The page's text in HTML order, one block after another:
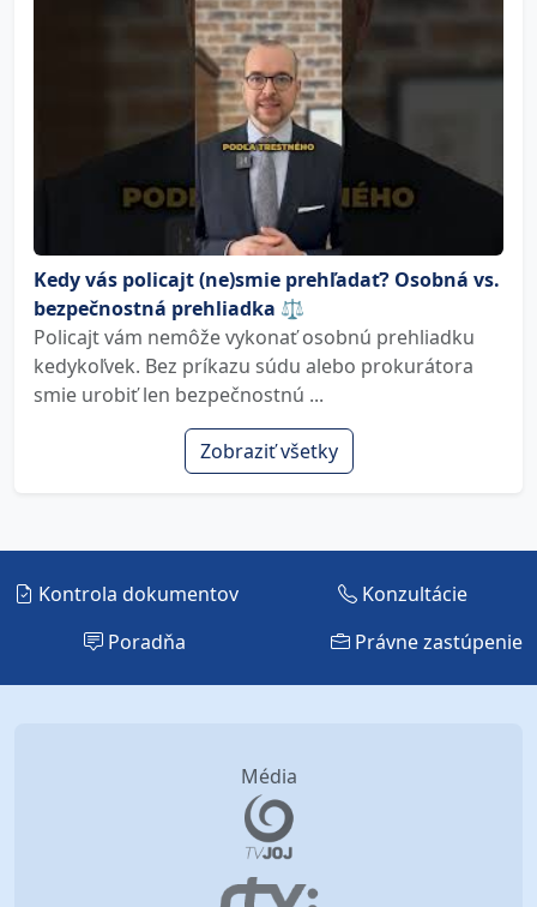
Kedy vás policajt (ne)smie prehľadať? Osobná vs.
bezpečnostná prehliadka ⚖️
Policajt vám nemôže vykonať osobnú prehliadku
kedykoľvek. Bez príkazu súdu alebo prokurátora
smie urobiť len bezpečnostnú ...
Zobraziť všetky
Kontrola dokumentov
Konzultácie
Poradňa
Právne zastúpenie
Média